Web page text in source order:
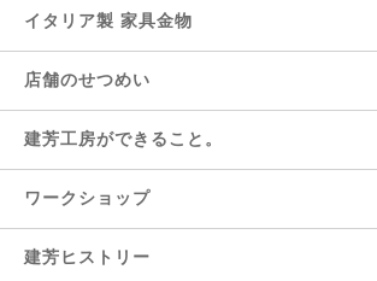
イタリア製 家具金物
店舗のせつめい
建芳工房ができること。
ワークショップ
建芳ヒストリー